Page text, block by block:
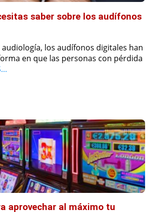
saber sobre los audífonos
los audífonos digitales han
en que las personas con pérdida
aprovechar al máximo tu